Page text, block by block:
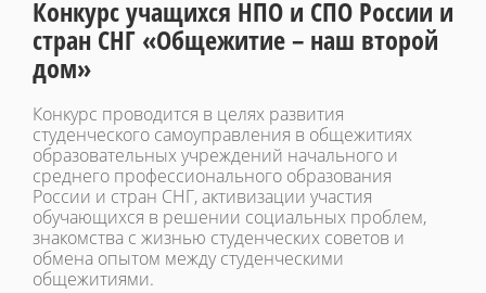
Конкурс учащихся НПО и СПО России и
стран СНГ «Общежитие – наш второй
дом»
Конкурс проводится в целях развития
студенческого самоуправления в общежитиях
образовательных учреждений начального и
среднего профессионального образования
России и стран СНГ, активизации участия
обучающихся в решении социальных проблем,
знакомства с жизнью студенческих советов и
обмена опытом между студенческими
общежитиями.